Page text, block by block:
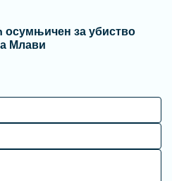
за убиство
Млави